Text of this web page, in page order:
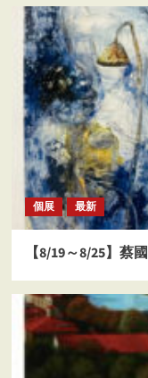
個展 最新
【8/19～8/25】蔡